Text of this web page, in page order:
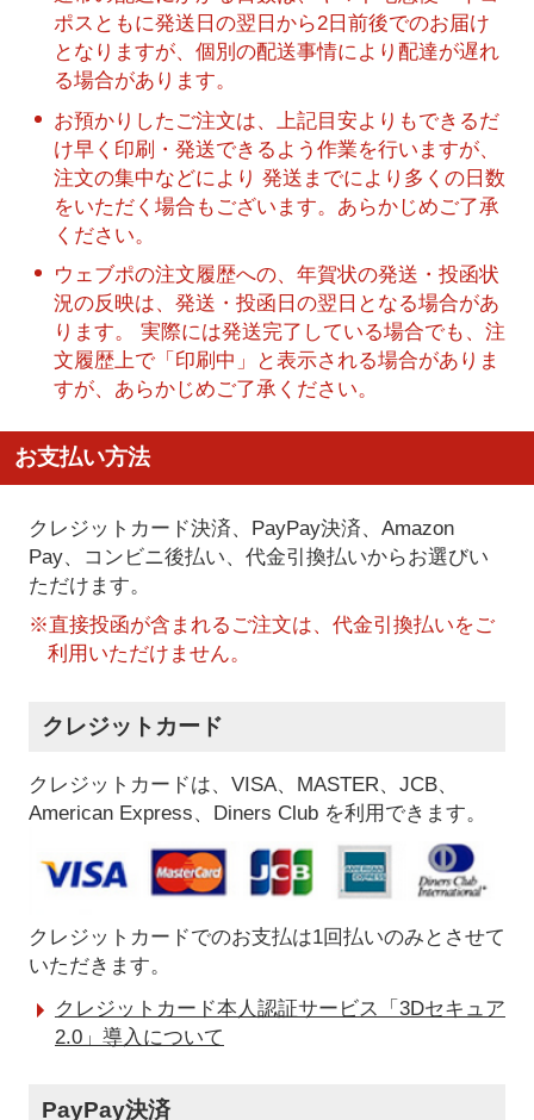
ポスともに発送日の翌日から2日前後でのお届け
となりますが、個別の配送事情により配達が遅れ
る場合があります。
お預かりしたご注文は、上記目安よりもできるだ
け早く印刷・発送できるよう作業を行いますが、
注文の集中などにより 発送までにより多くの日数
をいただく場合もございます。あらかじめご了承
ください。
ウェブポの注文履歴への、年賀状の発送・投函状
況の反映は、発送・投函日の翌日となる場合があ
ります。 実際には発送完了している場合でも、注
文履歴上で「印刷中」と表示される場合がありま
すが、あらかじめご了承ください。
お支払い方法
クレジットカード決済、PayPay決済、Amazon
Pay、コンビニ後払い、代金引換払いからお選びい
ただけます。
※直接投函が含まれるご注文は、代金引換払いをご
利用いただけません。
クレジットカード
クレジットカードは、VISA、MASTER、JCB、
American Express、Diners Club を利用できます。
クレジットカードでのお支払は1回払いのみとさせて
いただきます。
クレジットカード本人認証サービス「3Dセキュア
2.0」導入について
PayPay決済